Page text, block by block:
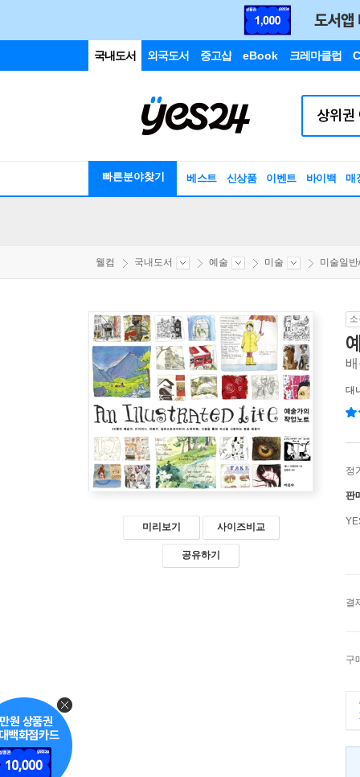
국내도서 외국도서 중고샵 eBook 크레마클럽
빠른분야찾기 베스트 신상품 이벤트 바이백 매
웰컴 국내도서 예술 미술 미술일
미리보기 사이즈비교
공유하기
대
정
판
결
구